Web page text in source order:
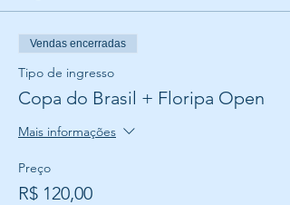
Vendas encerradas
Tipo de ingresso
Copa do Brasil + Floripa Open
Mais informações
Preço
R$ 120,00